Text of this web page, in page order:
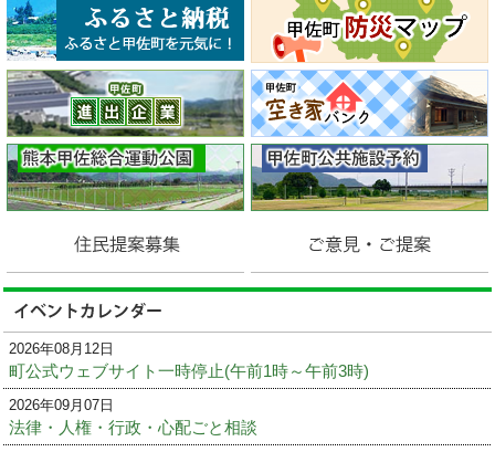
2026年08月12日
町公式ウェブサイト一時停止(午前1時～午前3時)
2026年09月07日
法律・人権・行政・心配ごと相談